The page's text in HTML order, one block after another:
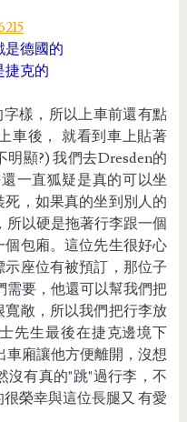
是德國的
捷克的
樣，所以上車前還有點
車後， 就看到車上貼著
顯?) 我們去Dresden的
一直狐疑是真的可以坐
，如果真的坐到別人的
所以硬是拖著行李跟一個
包廂。這位先生很好心
座位有被預訂，那位子
需要，他還可以幫我們把
敞，所以我們把行李放
先生最後在捷克邊境下
車廂讓他方便離開，沒想
沒有真的"跳"過行李，不
榮幸與這位長腿又 有愛